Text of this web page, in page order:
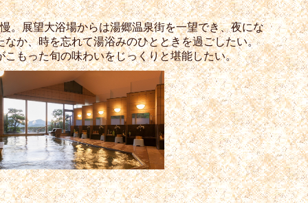
。展望大浴場からは湯郷温泉街を一望でき、夜にな
か、時を忘れて湯浴みのひとときを過ごしたい。
もった旬の味わいをじっくりと堪能したい。